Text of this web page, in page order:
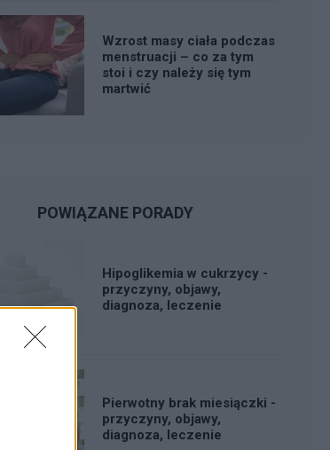
Wzrost masy ciała podczas
menstruacji – co za tym
stoi i czy należy się tym
martwić
POWIĄZANE PORADY
Hipoglikemia w cukrzycy -
przyczyny, objawy,
diagnoza, leczenie
Pierwotny brak miesiączki -
przyczyny, objawy,
diagnoza, leczenie